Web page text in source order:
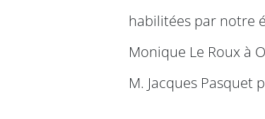
habilitées par notre
Monique Le Roux à
M. Jacques Pasquet